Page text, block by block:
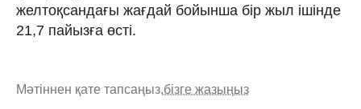
желтоқсандағы жағдай бойынша бір жыл ішінде
21,7 пайызға өсті.
Мәтіннен қате тапсаңыз,бізге жазыңыз